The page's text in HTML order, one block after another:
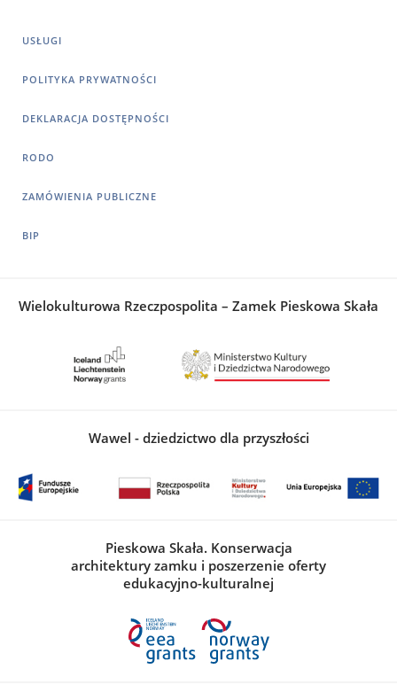
USŁUGI
POLITYKA PRYWATNOŚCI
DEKLARACJA DOSTĘPNOŚCI
RODO
ZAMÓWIENIA PUBLICZNE
BIP
Wielokulturowa Rzeczpospolita – Zamek Pieskowa Skała
Wawel - dziedzictwo dla przyszłości
Pieskowa Skała. Konserwacja
architektury zamku i poszerzenie oferty
edukacyjno-kulturalnej